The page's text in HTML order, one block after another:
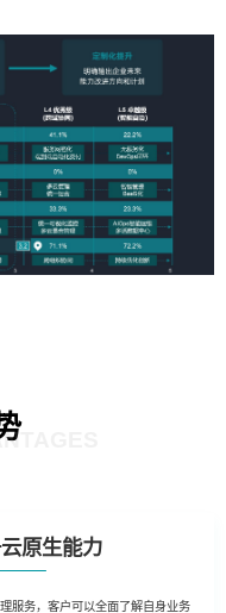
原生能力
服务，客户可以全面了解自身业务